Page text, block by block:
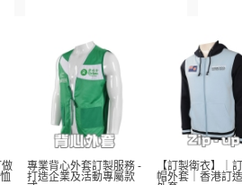
做
專業背心外套訂製服務 -
打造企業及活動專屬款
【訂製衛衣】｜
帽外套｜香港訂